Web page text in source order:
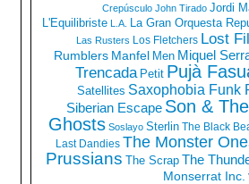
Crepúsculo John Tirado Jordi
L'Equilibriste L.A. La Gran Orquesta
Las Rusters Los Fletchers Lost
Rumblers Manfel Men Miquel
Trencada Petit Pujà
Satellites Saxophobia Funk
Siberian Escape Son &
Ghosts Soslayo Sterlin The Black
Last Dandies The Monster
Prussians The Scrap The
Monserrat Inc.